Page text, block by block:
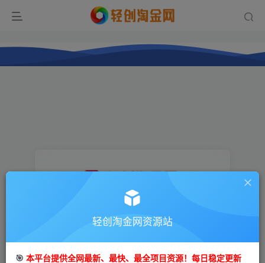
轻创淘金网资源站
🎯 本平台提供全网最新、最快、最全项目资源！每日稳定更新